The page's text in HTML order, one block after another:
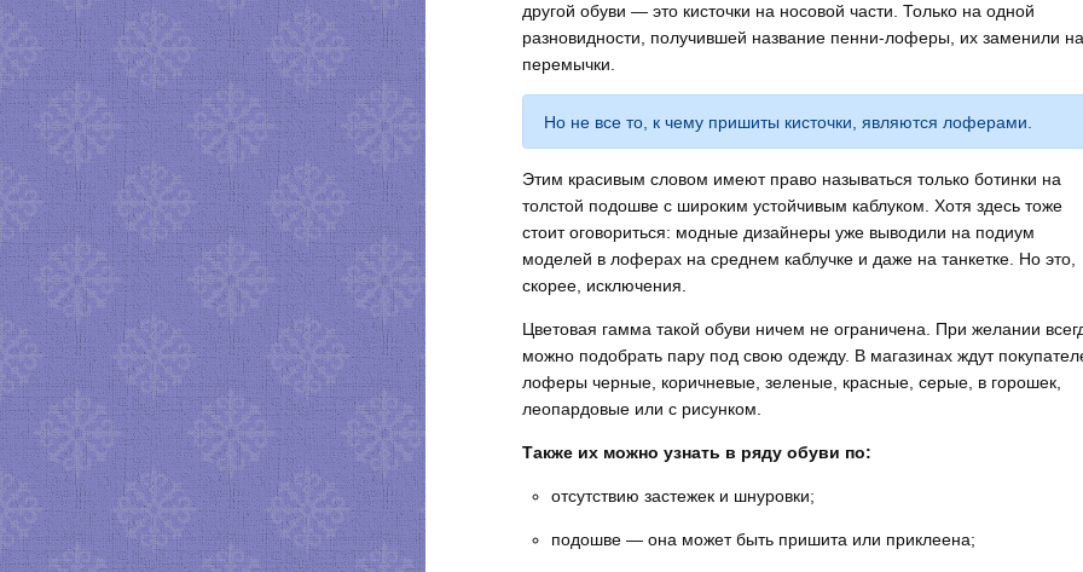
другой обуви — это кисточки на носовой части. Только на одной
разновидности, получившей название пенни-лоферы, их заменили на
перемычки.
Но не все то, к чему пришиты кисточки, являются лоферами.
Этим красивым словом имеют право называться только ботинки на
толстой подошве с широким устойчивым каблуком. Хотя здесь тоже
стоит оговориться: модные дизайнеры уже выводили на подиум
моделей в лоферах на среднем каблучке и даже на танкетке. Но это,
скорее, исключения.
Цветовая гамма такой обуви ничем не ограничена. При желании
можно подобрать пару под свою одежду. В магазинах ждут
лоферы черные, коричневые, зеленые, красные, серые, в горошек,
леопардовые или с рисунком.
Также их можно узнать в ряду обуви по:
отсутствию застежек и шнуровки;
подошве — она может быть пришита или приклеена;